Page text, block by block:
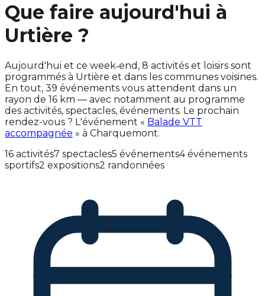
Que faire aujourd'hui à
Urtière ?
Aujourd'hui et ce week‑end, 8 activités et loisirs sont
programmés à Urtière et dans les communes voisines.
En tout, 39 événements vous attendent dans un
rayon de 16 km — avec notamment au programme
des activités, spectacles, événements. Le prochain
rendez-vous ? L'événement « Balade VTT
accompagnée » à Charquemont.
16 activités7 spectacles5 événements4 événements
sportifs2 expositions2 randonnées